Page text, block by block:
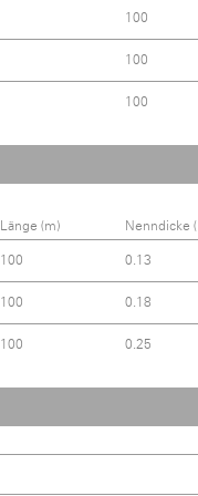
100
100
100
Länge (m) Nenndicke
100 0.13
100 0.18
100 0.25